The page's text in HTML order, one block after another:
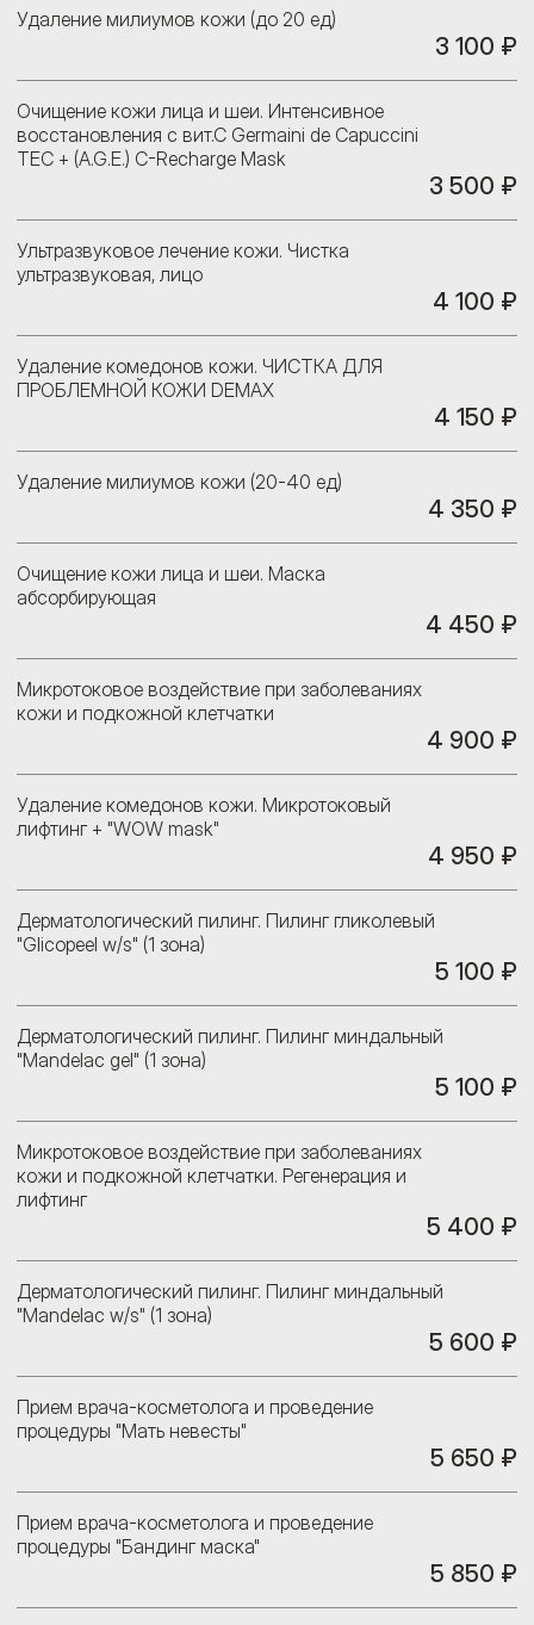
Удаление милиумов кожи (до 20 ед)
3 100 ₽
Очищение кожи лица и шеи. Интенсивное
восстановления с вит.С Germaini de Capuccini
TEC + (A.G.E.) C-Recharge Mask
3 500 ₽
Ультразвуковое лечение кожи. Чистка
ультразвуковая, лицо
4 100 ₽
Удаление комедонов кожи. ЧИСТКА ДЛЯ
ПРОБЛЕМНОЙ КОЖИ DEMAX
4 150 ₽
Удаление милиумов кожи (20-40 ед)
4 350 ₽
Очищение кожи лица и шеи. Маска
абсорбирующая
4 450 ₽
Микротоковое воздействие при заболеваниях
кожи и подкожной клетчатки
4 900 ₽
Удаление комедонов кожи. Микротоковый
лифтинг + "WOW mask"
4 950 ₽
Дерматологический пилинг. Пилинг гликолевый
"Glicopeel w/s" (1 зона)
5 100 ₽
Дерматологический пилинг. Пилинг миндальный
"Мandelac gel" (1 зона)
5 100 ₽
Микротоковое воздействие при заболеваниях
кожи и подкожной клетчатки. Регенерация и
лифтинг
5 400 ₽
Дерматологический пилинг. Пилинг миндальный
"Мandelac w/s" (1 зона)
5 600 ₽
Прием врача-косметолога и проведение
процедуры "Мать невесты"
5 650 ₽
Прием врача-косметолога и проведение
процедуры "Бандинг маска"
5 850 ₽